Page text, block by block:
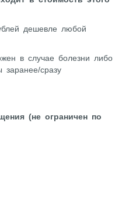
дешевле любой
в случае болезни либо
сразу
(не ограничен по